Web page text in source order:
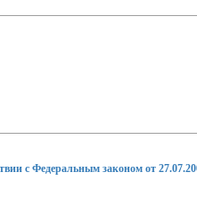
с Федеральным законом от